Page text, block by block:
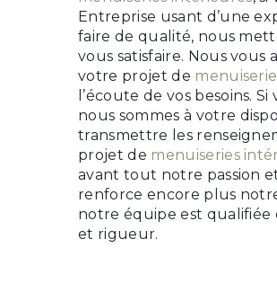
Entreprise usant d’une
faire de qualité, nous
vous satisfaire. Nous vous
votre projet de
l’écoute de vos besoins.
nous sommes à votre
transmettre les
projet de menuiseries
avant tout notre passion
renforce encore plus
notre équipe est
et rigueur.